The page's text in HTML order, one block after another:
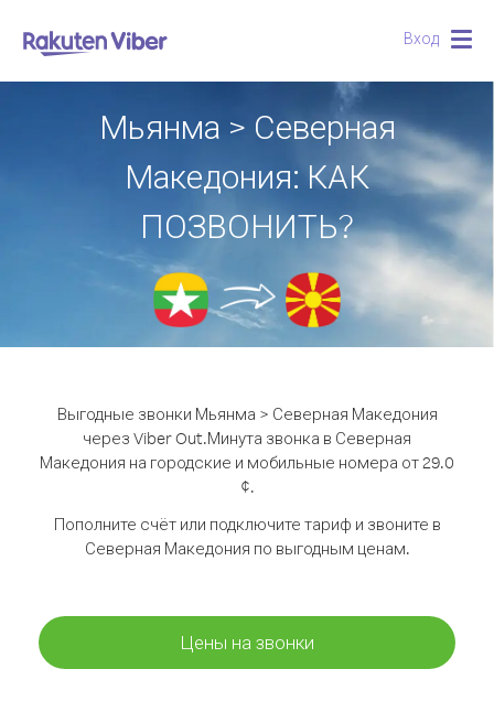
Вход
Мьянма > Северная
Македония: КАК
ПОЗВОНИТЬ?
Выгодные звонки Мьянма > Северная Македония
через Viber Out.Минута звонка в Северная
Македония на городские и мобильные номера от 29.0
¢.
Пополните счёт или подключите тариф и звоните в
Северная Македония по выгодным ценам.
Цены на звонки